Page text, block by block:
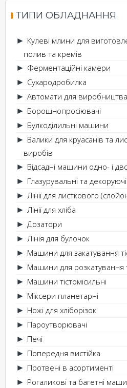
ТИПИ ОБЛАДНАННЯ
► Кулеві млини для
полив та кремів
► Ферментаційні камери
► Сухародробилка
► Автомати для виробництва
► Борошнопросіювачі
► Булкоділильні машини
► Валики для круасанів та
виробів
► Відсадні машини одно- і
► Глазурувальні та
► Лінії для листкового
► Лінії для хліба
► Дозатори
► Лінія для булочок
► Машини для закатування
► Машини для розкатування
► Машини тістомісильні
► Міксери планетарні
► Ножі для хліборізок
► Пароутворювачі
► Печі
► Попередня вистійка
► Протвені в асортименті
► Рогаликові та багетні